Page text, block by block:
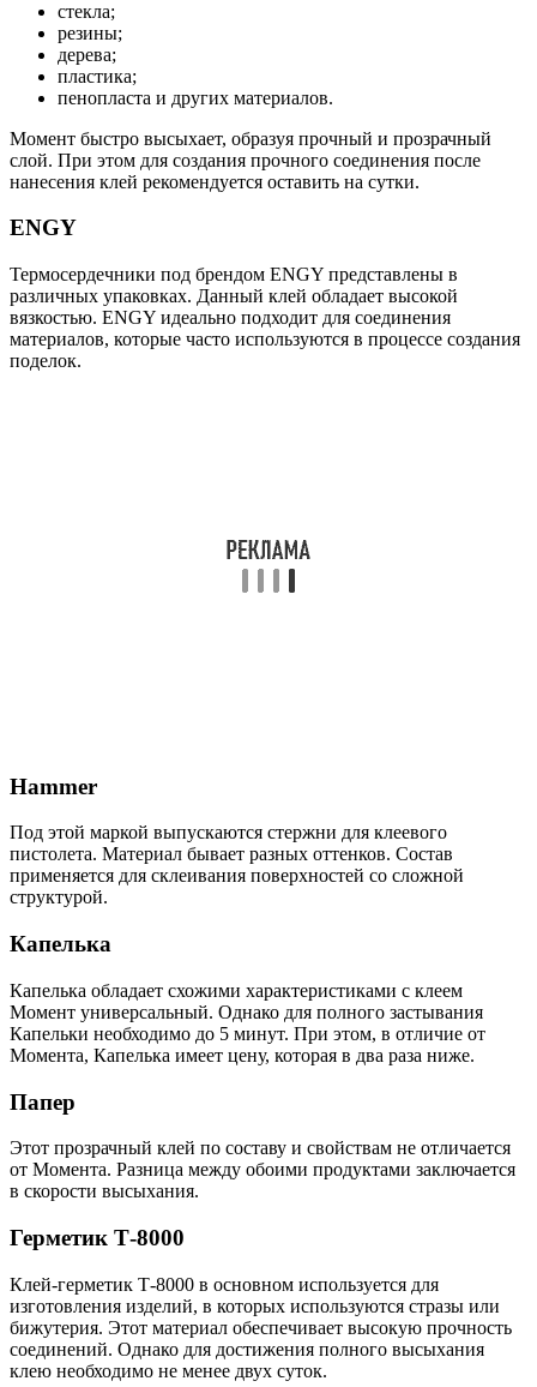
стекла;
резины;
дерева;
пластика;
пенопласта и других материалов.
Момент быстро высыхает, образуя прочный и прозрачный
слой. При этом для создания прочного соединения после
нанесения клей рекомендуется оставить на сутки.
ENGY
Термосердечники под брендом ENGY представлены в
различных упаковках. Данный клей обладает высокой
вязкостью. ENGY идеально подходит для соединения
материалов, которые часто используются в процессе создания
поделок.
Hammer
Под этой маркой выпускаются стержни для клеевого
пистолета. Материал бывает разных оттенков. Состав
применяется для склеивания поверхностей со сложной
структурой.
Капелька
Капелька обладает схожими характеристиками с клеем
Момент универсальный. Однако для полного застывания
Капельки необходимо до 5 минут. При этом, в отличие от
Момента, Капелька имеет цену, которая в два раза ниже.
Папер
Этот прозрачный клей по составу и свойствам не отличается
от Момента. Разница между обоими продуктами заключается
в скорости высыхания.
Герметик Т-8000
Клей-герметик Т-8000 в основном используется для
изготовления изделий, в которых используются стразы или
бижутерия. Этот материал обеспечивает высокую прочность
соединений. Однако для достижения полного высыхания
клею необходимо не менее двух суток.